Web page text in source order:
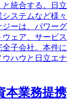
統合する。日立
ステムなど様々
ーは、パワーグ
ェア、サービス
子会社。本件に
ハウと日立エナ
本業務提携